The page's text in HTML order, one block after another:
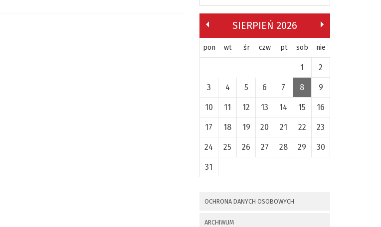
SIERPIEŃ 2026
pon wt śr czw pt sob nie
1 2
3 4 5 6 7 8 9
10 11 12 13 14 15 16
17 18 19 20 21 22 23
24 25 26 27 28 29 30
31
OCHRONA DANYCH OSOBOWYCH
ARCHIWUM